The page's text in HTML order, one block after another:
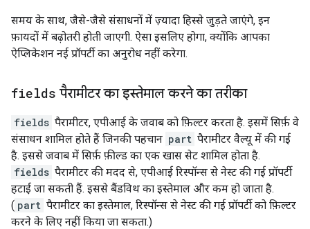
समय के साथ, जैसे-जैसे संसाधनों में ज़्यादा हिस्से जुड़ते जाएंगे, इन
फ़ायदों में बढ़ोतरी होती जाएगी. ऐसा इसलिए होगा, क्योंकि आपका
ऐप्लिकेशन नई प्रॉपर्टी का अनुरोध नहीं करेगा.
fields पैरामीटर का इस्तेमाल करने का तरीका
fields पैरामीटर, एपीआई के जवाब को फ़िल्टर करता है. इसमें सिर्फ़ वे
संसाधन शामिल होते हैं जिनकी पहचान part पैरामीटर वैल्यू में की गई
है. इससे जवाब में सिर्फ़ फ़ील्ड का एक खास सेट शामिल होता है.
fields पैरामीटर की मदद से, एपीआई रिस्पॉन्स से नेस्ट की गई प्रॉपर्टी
हटाई जा सकती हैं. इससे बैंडविथ का इस्तेमाल और कम हो जाता है.
( part पैरामीटर का इस्तेमाल, रिस्पॉन्स से नेस्ट की गई प्रॉपर्टी को फ़िल्टर
करने के लिए नहीं किया जा सकता.)